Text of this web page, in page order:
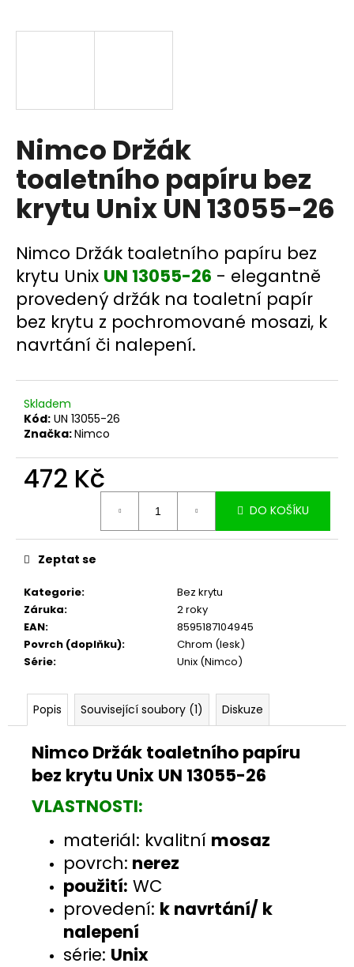
Nimco Držák
toaletního papíru bez
krytu Unix UN 13055-26
Nimco Držák toaletního papíru bez
krytu Unix UN 13055-26 - elegantně
provedený držák na toaletní papír
bez krytu z pochromované mosazi, k
navrtání či nalepení.
Skladem
Kód: UN 13055-26
Značka:Nimco
472 Kč
DO KOŠÍKU
Kategorie:
Bez krytu
Záruka:
2 roky
EAN:
8595187104945
Povrch (doplňku):
Chrom (lesk)
Série: Unix (Nimco)
Zeptat se
Popis Související soubory (1) Diskuze
Nimco Držák toaletního papíru
bez krytu Unix UN 13055-26
VLASTNOSTI:
materiál: kvalitní mosaz
povrch: nerez
použití: WC
provedení: k navrtání/ k
nalepení
série: Unix
j
?
HLEDAT
D
o
p
o
r
u
č
e
m
e